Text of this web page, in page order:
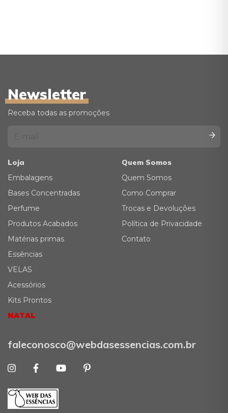
Newsletter
Receba todas as promoções
Loja
Embalagens
Bases Concentradas
Perfume
Produtos Acabados
Matérias primas
Essências
VELAS
Acessórios
Kits Prontos
NATAL
Quem Somos
Quem Somos
Como Comprar
Trocas e Devoluções
Política de Privacidade
Contato
faleconosco@webdasessencias.com.br